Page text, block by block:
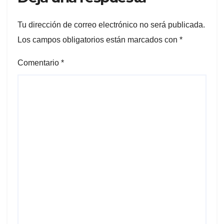
Tu dirección de correo electrónico no será publicada.
Los campos obligatorios están marcados con *
Comentario *